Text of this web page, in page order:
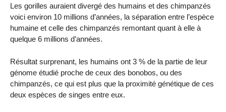
Les gorilles auraient divergé des humains et des chimpanzés
voici environ 10 millions d’années, la séparation entre l’espèce
humaine et celle des chimpanzés remontant quant à elle à
quelque 6 millions d’années.
Résultat surprenant, les humains ont 3 % de la partie de leur
génome étudié proche de ceux des bonobos, ou des
chimpanzés, ce qui est plus que la proximité génétique de ces
deux espèces de singes entre eux.